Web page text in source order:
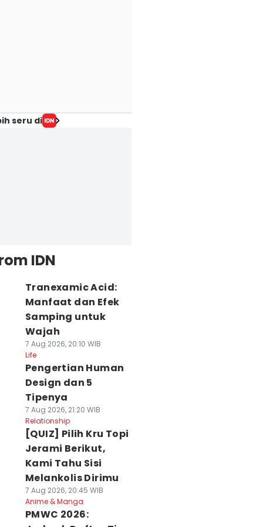
seru di
IDN
Tranexamic Acid:
Manfaat dan Efek
Samping untuk
Wajah
7 Aug 2026, 20:10 WIB
Life
Pengertian Human
Design dan 5
Tipenya
7 Aug 2026, 21:20 WIB
Relationship
[QUIZ] Pilih Kru Topi
Jerami Berikut,
Kami Tahu Sisi
Melankolis Dirimu
7 Aug 2026, 20:45 WIB
Anime & Manga
PMWC 2026: